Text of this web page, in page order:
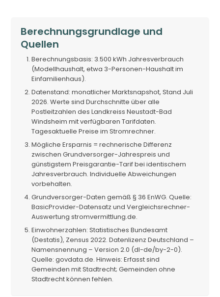
Berechnungsgrundlage und
Quellen
Berechnungsbasis: 3.500 kWh Jahresverbrauch
(Modellhaushalt, etwa 3-Personen-Haushalt im
Einfamilienhaus).
Datenstand: monatlicher Marktsnapshot, Stand Juli
2026. Werte sind Durchschnitte über alle
Postleitzahlen des Landkreiss Neustadt-Bad
Windsheim mit verfügbaren Tarifdaten.
Tagesaktuelle Preise im Stromrechner.
Mögliche Ersparnis = rechnerische Differenz
zwischen Grundversorger-Jahrespreis und
günstigstem Preisgarantie-Tarif bei identischem
Jahresverbrauch. Individuelle Abweichungen
vorbehalten.
Grundversorger-Daten gemäß § 36 EnWG. Quelle:
BasicProvider-Datensatz und Vergleichsrechner-
Auswertung stromvermittlung.de.
Einwohnerzahlen: Statistisches Bundesamt
(Destatis), Zensus 2022. Datenlizenz Deutschland –
Namensnennung – Version 2.0 (dl-de/by-2-0).
Quelle: govdata.de. Hinweis: Erfasst sind
Gemeinden mit Stadtrecht; Gemeinden ohne
Stadtrecht können fehlen.